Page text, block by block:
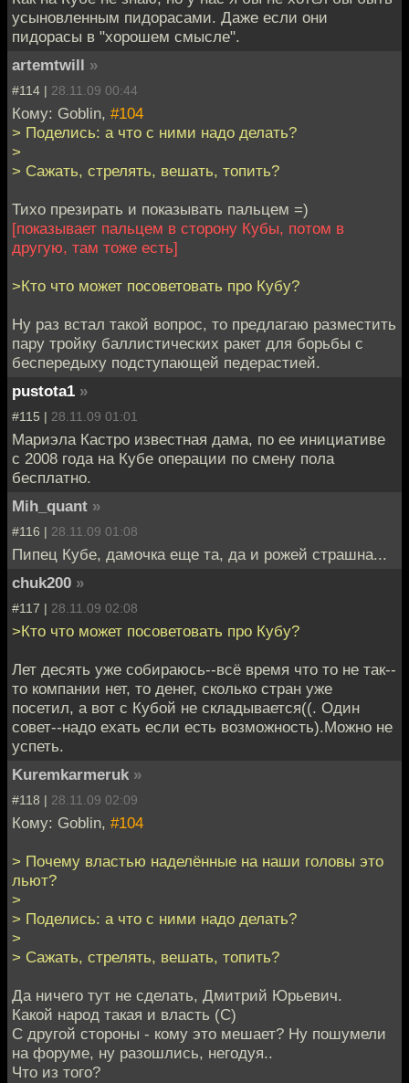
усыновленным пидорасами. Даже если они
пидорасы в "хорошем смысле".
artemtwill »
#114 | 28.11.09 00:44
Кому: Goblin, #104
> Поделись: а что с ними надо делать?
>
> Сажать, стрелять, вешать, топить?
Тихо презирать и показывать пальцем =)
[показывает пальцем в сторону Кубы, потом в
другую, там тоже есть]
>Кто что может посоветовать про Кубу?
Ну раз встал такой вопрос, то предлагаю разместить
пару тройку баллистических ракет для борьбы с
беспередыху подступающей педерастией.
pustota1 »
#115 | 28.11.09 01:01
Мариэла Кастро известная дама, по ее инициативе
с 2008 года на Кубе операции по смену пола
бесплатно.
Mih_quant »
#116 | 28.11.09 01:08
Пипец Кубе, дамочка еще та, да и рожей страшна...
chuk200 »
#117 | 28.11.09 02:08
>Кто что может посоветовать про Кубу?
Лет десять уже собираюсь--всё время что то не так--
то компании нет, то денег, сколько стран уже
посетил, а вот с Кубой не складывается((. Один
совет--надо ехать если есть возможность).Можно не
успеть.
Kuremkarmeruk »
#118 | 28.11.09 02:09
Кому: Goblin, #104
> Почему властью наделённые на наши головы это
льют?
>
> Поделись: а что с ними надо делать?
>
> Сажать, стрелять, вешать, топить?
Да ничего тут не сделать, Дмитрий Юрьевич.
Какой народ такая и власть (С)
С другой стороны - кому это мешает? Ну пошумели
на форуме, ну разошлись, негодуя..
Что из того?